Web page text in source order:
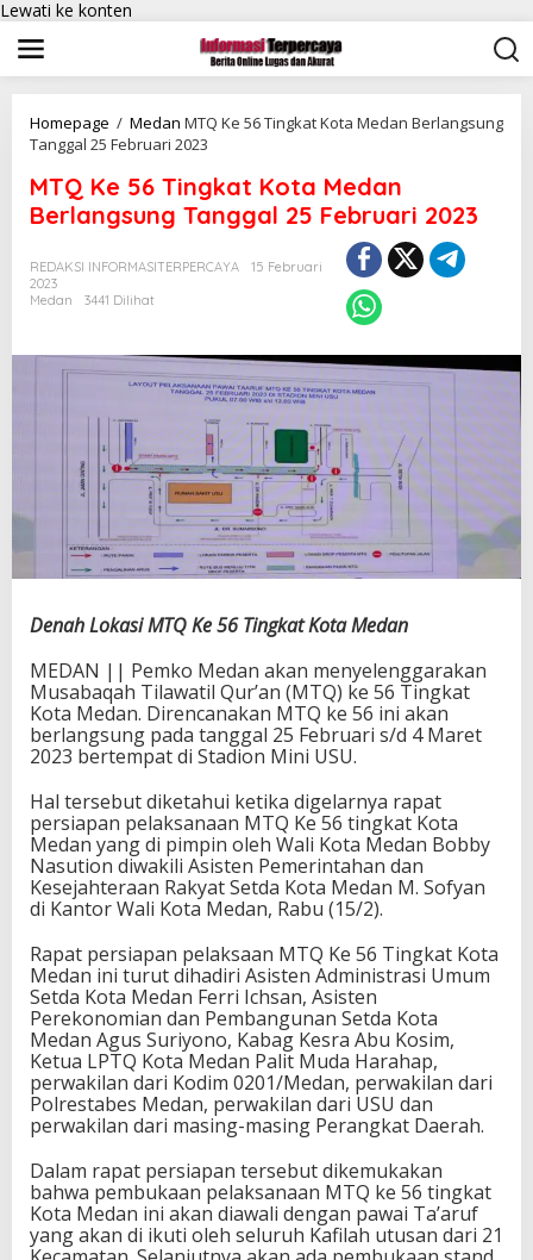
Lewati ke konten
Homepage / Medan MTQ Ke 56 Tingkat Kota Medan Berlangsung
Tanggal 25 Februari 2023
MTQ Ke 56 Tingkat Kota Medan
Berlangsung Tanggal 25 Februari 2023
REDAKSI INFORMASITERPERCAYA
15 Februari
2023
Medan
3441 Dilihat
Denah Lokasi MTQ Ke 56 Tingkat Kota Medan
MEDAN || Pemko Medan akan menyelenggarakan
Musabaqah Tilawatil Qur’an (MTQ) ke 56 Tingkat
Kota Medan. Direncanakan MTQ ke 56 ini akan
berlangsung pada tanggal 25 Februari s/d 4 Maret
2023 bertempat di Stadion Mini USU.
Hal tersebut diketahui ketika digelarnya rapat
persiapan pelaksanaan MTQ Ke 56 tingkat Kota
Medan yang di pimpin oleh Wali Kota Medan Bobby
Nasution diwakili Asisten Pemerintahan dan
Kesejahteraan Rakyat Setda Kota Medan M. Sofyan
di Kantor Wali Kota Medan, Rabu (15/2).
Rapat persiapan pelaksaan MTQ Ke 56 Tingkat Kota
Medan ini turut dihadiri Asisten Administrasi Umum
Setda Kota Medan Ferri Ichsan, Asisten
Perekonomian dan Pembangunan Setda Kota
Medan Agus Suriyono, Kabag Kesra Abu Kosim,
Ketua LPTQ Kota Medan Palit Muda Harahap,
perwakilan dari Kodim 0201/Medan, perwakilan dari
Polrestabes Medan, perwakilan dari USU dan
perwakilan dari masing-masing Perangkat Daerah.
Dalam rapat persiapan tersebut dikemukakan
bahwa pembukaan pelaksanaan MTQ ke 56 tingkat
Kota Medan ini akan diawali dengan pawai Ta’aruf
yang akan di ikuti oleh seluruh Kafilah utusan dari 21